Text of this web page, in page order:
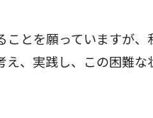
とを願っていますが、
、実践し、この困難な